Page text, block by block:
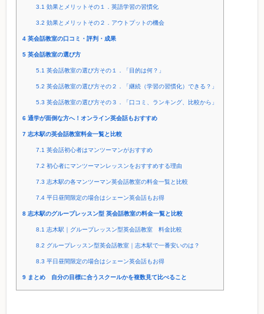
3.1 効果とメリットその１．英語学習の習慣化
3.2 効果とメリットその２．アウトプットの機会
4 英会話教室の口コミ・評判・成果
5 英会話教室の選び方
5.1 英会話教室の選び方その１．「目的は何？」
5.2 英会話教室の選び方その２．「継続（学習の習慣化）できる？」
5.3 英会話教室の選び方その３．「口コミ、ランキング、比較から」
6 通学が面倒な方へ！オンライン英会話もおすすめ
7 志木駅の英会話教室料金一覧と比較
7.1 英会話初心者はマンツーマンがおすすめ
7.2 初心者にマンツーマンレッスンをおすすめする理由
7.3 志木駅の各マンツーマン英会話教室の料金一覧と比較
7.4平日昼間限定の場合はシェーン英会話もお得
8 志木駅のグループレッスン型 英会話教室の料金一覧と比較
8.1 志木駅｜グループレッスン型英会話教室 料金比較
8.2 グループレッスン型英会話教室｜志木駅で一番安いのは？
8.3 平日昼間限定の場合はシェーン英会話もお得
9 まとめ 自分の目標に合うスクールかを複数見て比べること